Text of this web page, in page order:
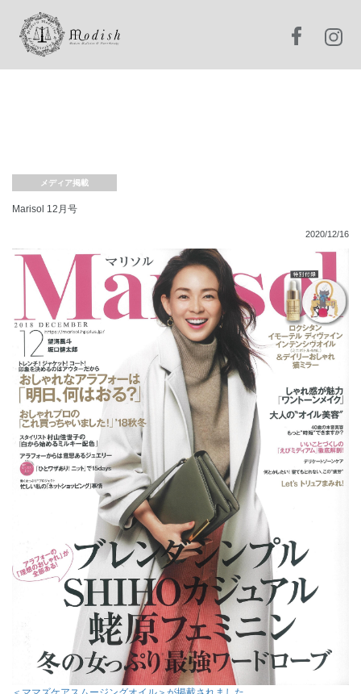
メディア掲載
Marisol 12月号
2020/12/16